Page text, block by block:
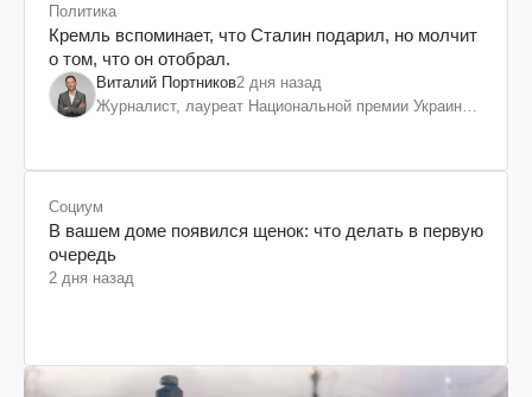
Политика
Кремль вспоминает, что Сталин подарил, но молчит
о том, что он отобрал.
Виталий Портников2 дня назад
Журналист, лауреат Национальной премии Украины
Социум
В вашем доме появился щенок: что делать в первую
очередь
2 дня назад